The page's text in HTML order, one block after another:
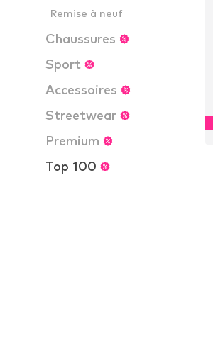
Remise à neuf
Chaussures
Sport
Accessoires
Streetwear
Premium
Top 100